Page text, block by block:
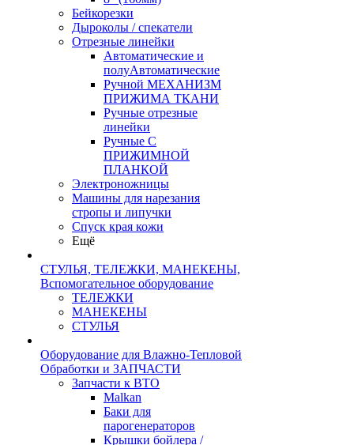
Бейкорезки
Дыроколы / спекатели
Отрезные линейки
Автоматические и
полуАвтоматические
Ручной МЕХАНИЗМ
ПРИЖИМА ТКАНИ
Ручные отрезные
линейки
Ручные С
ПРИЖИМНОЙ
ПЛАНКОЙ
Электроножницы
Машины для нарезания
стропы и липучки
Спуск края кожи
Ещё
СТУЛЬЯ, ТЕЛЕЖКИ, МАНЕКЕНЫ,
Вспомогательное оборудование
ТЕЛЕЖКИ
МАНЕКЕНЫ
СТУЛЬЯ
Оборудование для Влажно-Тепловой
Обработки и ЗАПЧАСТИ
Запчасти к ВТО
Malkan
Баки для
парогенераторов
Крышки бойлера /